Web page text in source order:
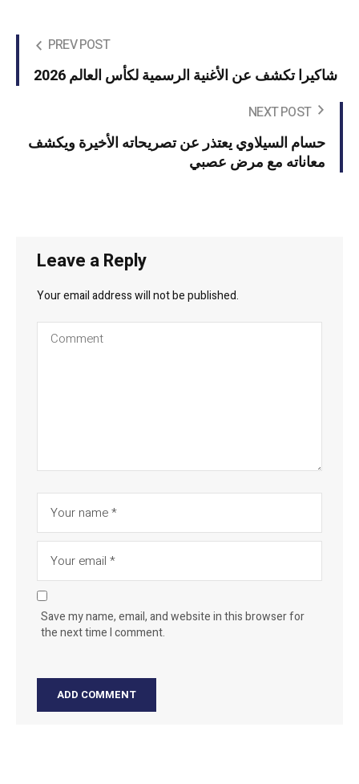
PREV POST
شاكيرا تكشف عن الأغنية الرسمية لكأس العالم 2026
NEXT POST
حسام السيلاوي يعتذر عن تصريحاته الأخيرة ويكشف
معاناته مع مرض عصبي
Leave a Reply
Your email address will not be published.
Save my name, email, and website in this browser for
the next time I comment.